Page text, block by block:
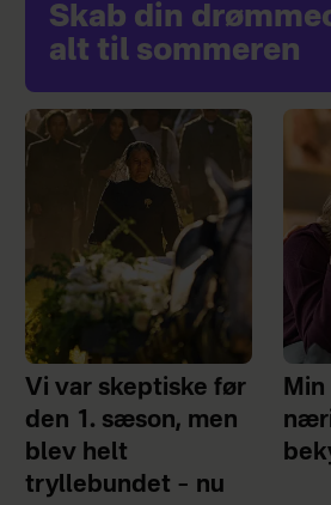
Skab din
alt til sommeren
Vi var skeptiske før
den 1. sæson, men
blev helt
tryllebundet – nu